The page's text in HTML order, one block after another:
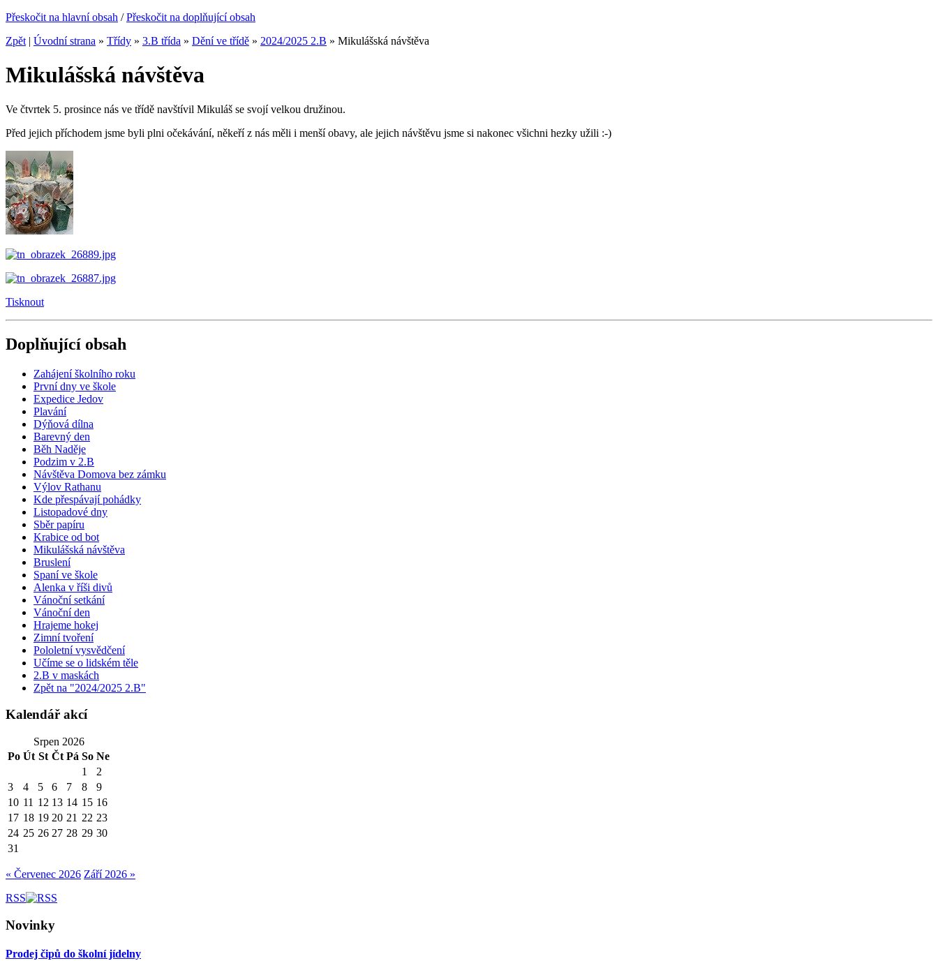
Přeskočit na hlavní obsah /Přeskočit na doplňující obsah
Zpět | Úvodní strana » Třídy » 3.B třída » Dění ve třídě » 2024/2025 2.B » Mikulášská návštěva
Mikulášská návštěva
Ve čtvrtek 5. prosince nás ve třídě navštívil Mikuláš se svojí velkou družinou.
Před jejich příchodem jsme byli plni očekávání, někeří z nás měli i menší obavy, ale jejich návštěvu jsme si nakonec všichni hezky užili :-)
Tisknout
Doplňující obsah
Zahájení školního roku
První dny ve škole
Expedice Jedov
Plavání
Dýňová dílna
Barevný den
Běh Naděje
Podzim v 2.B
Návštěva Domova bez zámku
Výlov Rathanu
Kde přespávají pohádky
Listopadové dny
Sběr papíru
Krabice od bot
Mikulášská návštěva
Bruslení
Spaní ve škole
Alenka v říši divů
Vánoční setkání
Vánoční den
Hrajeme hokej
Zimní tvoření
Pololetní vysvědčení
Učíme se o lidském těle
2.B v maskách
Zpět na "2024/2025 2.B"
Kalendář akcí
Srpen 2026
Po Út St Čt Pá So Ne
1
2
3
4 5 6 7 8
9
10 11 12 13 14 15 16
17 18 19 20 21 22 23
24 25 26 27 28 29 30
31
« Červenec 2026 Září 2026 »
RSS
Novinky
Prodej čipů do školní jídelny